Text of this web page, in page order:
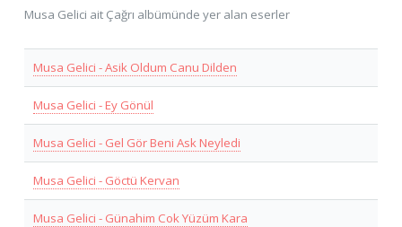
Musa Gelici ait Çağrı albümünde yer alan eserler
Musa Gelici - Asik Oldum Canu Dilden
Musa Gelici - Ey Gönül
Musa Gelici - Gel Gör Beni Ask Neyledi
Musa Gelici - Göctü Kervan
Musa Gelici - Günahim Cok Yüzüm Kara